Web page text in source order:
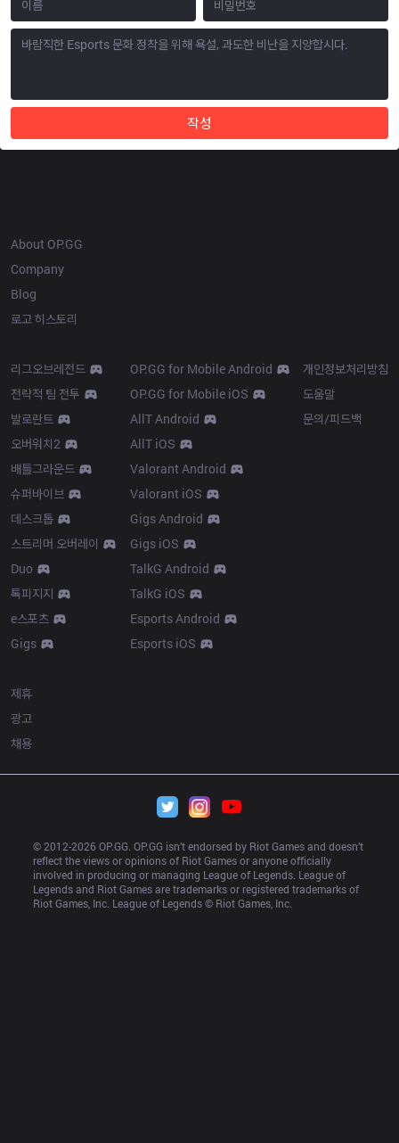
작성
About OP.GG
Company
Blog
로고 히스토리
리그오브레전드
전략적 팀 전투
발로란트
오버워치2
배틀그라운드
슈퍼바이브
데스크톱
스트리머 오버레이
Duo
톡피지지
e스포츠
Gigs
OP.GG for Mobile Android
OP.GG for Mobile iOS
AllT Android
AllT iOS
Valorant Android
Valorant iOS
Gigs Android
Gigs iOS
TalkG Android
TalkG iOS
Esports Android
Esports iOS
개인정보처리방침
도움말
문의/피드백
제휴
광고
채용
© 2012-2026 OP.GG. OP.GG isn’t endorsed by Riot Games and doesn’t
reflect the views or opinions of Riot Games or anyone officially
involved in producing or managing League of Legends. League of
Legends and Riot Games are trademarks or registered trademarks of
Riot Games, Inc. League of Legends © Riot Games, Inc.